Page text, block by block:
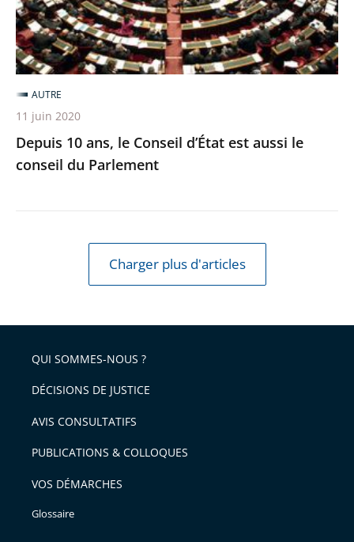
est
aussi
le
conseil
du
Parlement
Depuis 10 ans, le Conseil d’État est aussi le
conseil du Parlement
AUTRE
11 juin 2020
Charger plus d'articles
QUI SOMMES-NOUS ?
DÉCISIONS DE JUSTICE
AVIS CONSULTATIFS
PUBLICATIONS & COLLOQUES
VOS DÉMARCHES
Glossaire